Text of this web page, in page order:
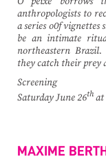
anthropologists to
a series o0f vignettes
be an intimate
northeastern
they catch their prey
Screening
Saturday June 26that
MAXIME